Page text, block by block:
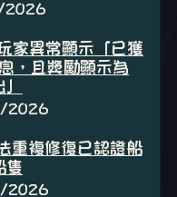
2026
異常顯示「已獲
，且獎勵顯示為
2026
重複修復已認證船
隻
2026